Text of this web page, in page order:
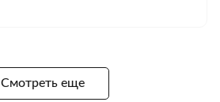
Смотреть еще